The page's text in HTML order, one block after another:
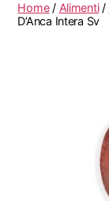
Home/ Alimenti/
D’Anca Intera Sv